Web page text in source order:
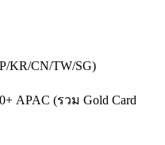
KR/CN/TW/SG)
APAC (รวม Gold Card